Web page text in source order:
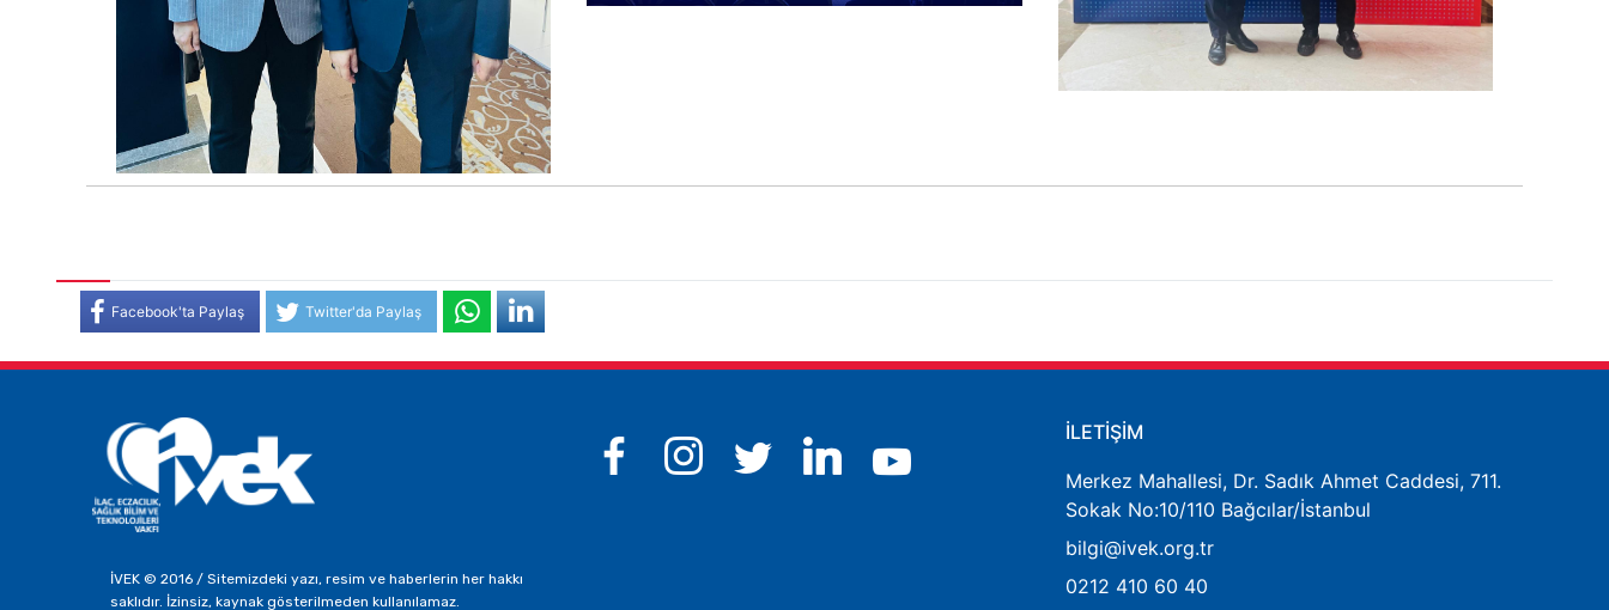
Facebook'ta Paylaş Twitter'da Paylaş
İVEK © 2016 / Sitemizdeki yazı, resim ve haberlerin her hakkı
saklıdır. İzinsiz, kaynak gösterilmeden kullanılamaz.
İLETİŞİM
Merkez Mahallesi, Dr. Sadık Ahmet Caddesi, 711.
Sokak No:10/110 Bağcılar/İstanbul
bilgi@ivek.org.tr
0212 410 60 40